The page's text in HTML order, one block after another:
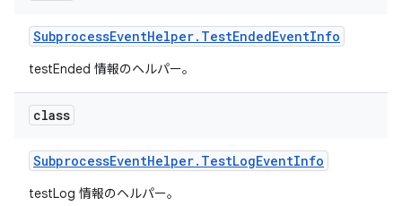
SubprocessEventHelper. TestEndedEventInfo
testEnded 情報のヘルパー。
class
SubprocessEventHelper. TestLogEventInfo
testLog 情報のヘルパー。